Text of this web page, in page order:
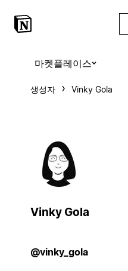
마켓플레이스
생성자 Vinky Gola
Vinky Gola
@vinky_gola